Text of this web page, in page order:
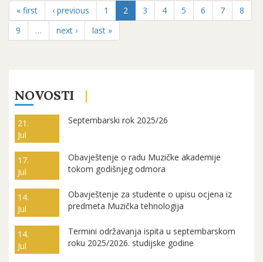
« first ‹ previous 1 2 3 4 5 6 7
8
9
… next › last »
NOVOSTI
21.
Jul
Septembarski rok 2025/26
17.
Jul
Obavještenje o radu Muzičke akademije
tokom godišnjeg odmora
14.
Jul
Obavještenje za studente o upisu ocjena iz
predmeta Muzička tehnologija
14.
Jul
Termini održavanja ispita u septembarskom
roku 2025/2026. studijske godine